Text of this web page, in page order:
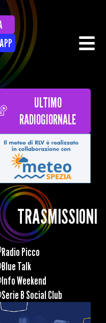
ULTIMO
RADIOGIORNALE
TRASMISSIONI
Radio Picco
Blue Talk
Info Weekend
Serie B Social Club